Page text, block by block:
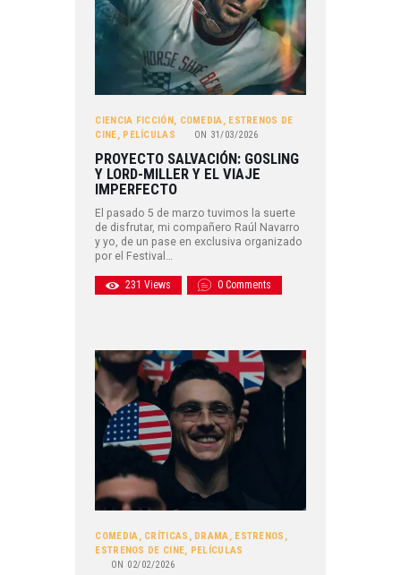
CIENCIA FICCIÓN, COMEDIA, ESTRENOS DE
CINE, PELÍCULAS ON 31/03/2026
PROYECTO SALVACIÓN: GOSLING
Y LORD-MILLER Y EL VIAJE
IMPERFECTO
El pasado 5 de marzo tuvimos la suerte
de disfrutar, mi compañero Raúl Navarro
y yo, de un pase en exclusiva organizado
por el Festival…
231 Views 0 Comments
COMEDIA, CRÍTICAS , DRAMA, ESTRENOS ,
ESTRENOS DE CINE, PELÍCULAS
ON 02/02/2026